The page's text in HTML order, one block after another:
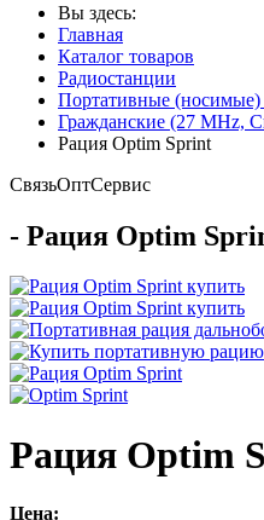
Вы здесь:
Главная
Каталог товаров
Радиостанции
Портативные (носимые)
Гражданские (27 MHz,
Рация Optim Sprint
СвязьОптСервис
- Рация Optim
Рация Optim
Цена: